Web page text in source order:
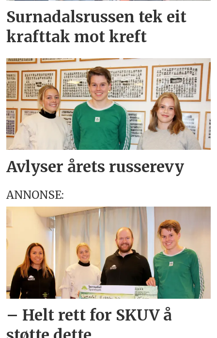
Surnadalsrussen tek eit
krafttak mot kreft
Avlyser årets russerevy
ANNONSE:
– Helt rett for SKUV å